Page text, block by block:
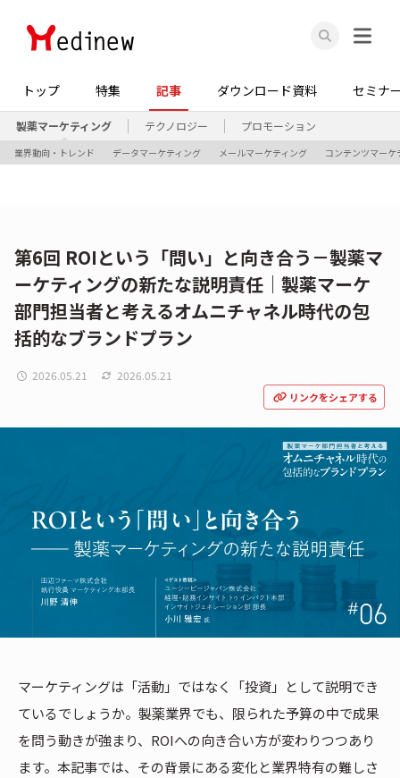
トップ 特集 記事 ダウンロード資料 セミナ
製薬マーケティング テクノロジー プロモーション
業界動向・トレンド データマーケティング メールマーケティング コンテンツマーケ
第6回 ROIという「問い」と向き合う－製薬マ
ーケティングの新たな説明責任｜製薬マーケ
部門担当者と考えるオムニチャネル時代の包
括的なブランドプラン
2026.05.21 2026.05.21
リンクをシェアする
マーケティングは「活動」ではなく「投資」として説明でき
ているでしょうか。製薬業界でも、限られた予算の中で成果
を問う動きが強まり、ROIへの向き合い方が変わりつつあり
ます。本記事では、その背景にある変化と業界特有の難しさ